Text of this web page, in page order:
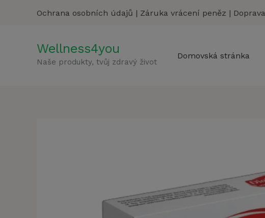
Ochrana osobních údajů | Záruka vrácení peněz | Doprava
Wellness4you
Naše produkty, tvůj zdravý život
Domovská stránka